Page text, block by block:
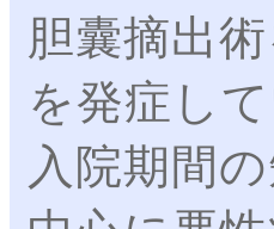
胆囊摘出
を発症し
入院期間